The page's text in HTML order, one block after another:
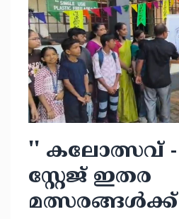
'' കലോത്സവ് -
സ്റ്റേജ് ഇതര